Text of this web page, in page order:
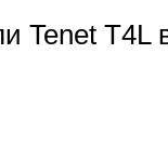
Tenet T4L